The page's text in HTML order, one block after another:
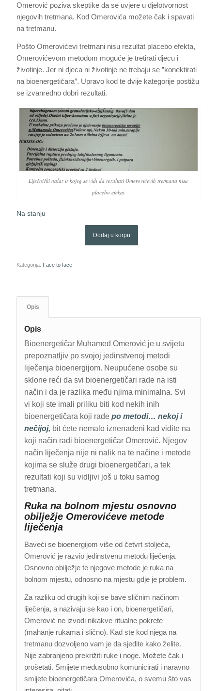
Omerović poziva skeptike da se uvjere u djelotvornost
njegovih tretmana. Kod Omerovića možete čak i spavati
na tretmanu.
Pošto Omerovićevi tretmani nisu rezultat placebo efekta,
Omerovićevom metodom moguće je tretirati djecu i
životinje. Jer ni djeca ni životinje ne trebaju se ”konektirati
na bioenergetičara”. Upravo kod te dvije kategorije postižu
se izvanredno dobri rezultati.
Liječnički nalaz iz kojeg se vidi da rezultati Omerovićevih tretmana nisu
placebo efekat
Na stanju
Dodaj u korpu
Kategorija: Face to face
Opis
Opis
Bioenergetičar Muhamed Omerović je u svijetu
prepoznatljiv po svojoj jedinstvenoj metodi
liječenja bioenergijom. Neupućene osobe su
sklone reći da svi bioenergetičari rade na isti
način i da je razlika među njima minimalna. Svi
vi koji ste imali priliku biti kod nekih inih
bioenergetičara koji rade po metodi… nekoj i
nečijoj, bit ćete nemalo iznenađeni kad vidite na
koji način radi bioenergetičar Omerović. Njegov
način liječenja nije ni nalik na te načine i metode
kojima se služe drugi bioenergetičari, a tek
rezultati koji su vidljivi još u toku samog
tretmana.
Ruka na bolnom mjestu osnovno
obilježje Omerovićeve metode
liječenja
Baveći se bioenergijom više od četvrt stoljeća,
Omerović je razvio jedinstvenu metodu liječenja.
Osnovno obilježje te njegove metode je ruka na
bolnom mjestu, odnosno na mjestu gdje je problem.
Za razliku od drugih koji se bave sličnim načinom
liječenja, a nazivaju se kao i on, bioenergetičari,
Omerović ne izvodi nikakve ritualne pokrete
(mahanje rukama i slično). Kad ste kod njega na
tretmanu dozvoljeno vam je da sjedite kako želite.
Nije zabranjeno prekrižiti ruke i noge. Možete čak i
prošetati. Smijete međusobno komunicirati i naravno
smijete bioenergetičara Omerovića, o svemu što vas